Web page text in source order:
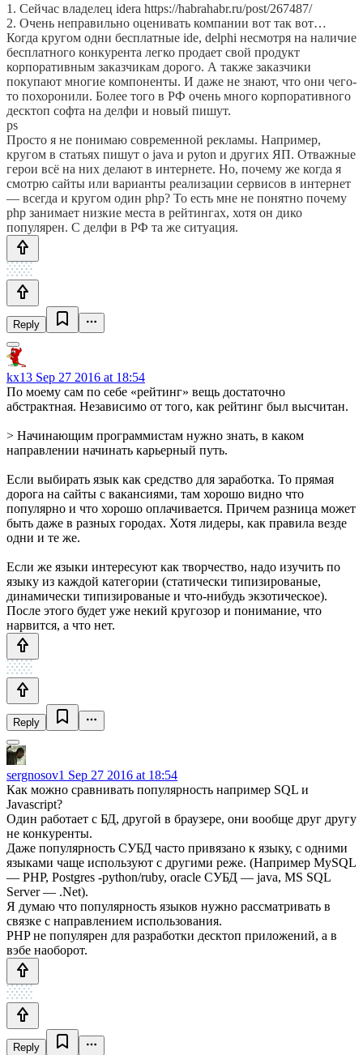
1. Сейчас владелец idera https://habrahabr.ru/post/267487/
2. Очень неправильно оценивать компании вот так вот…
Когда кругом одни бесплатные ide, delphi несмотря на наличие
бесплатного конкурента легко продает свой продукт
корпоративным заказчикам дорого. А также заказчики
покупают многие компоненты. И даже не знают, что они чего-
то похоронили. Более того в РФ очень много корпоративного
десктоп софта на делфи и новый пишут.
ps
Просто я не понимаю современной рекламы. Например,
кругом в статьях пишут о java и pyton и других ЯП. Отважные
герои всё на них делают в интернете. Но, почему же когда я
смотрю сайты или варианты реализации сервисов в интернет
— всегда и кругом один php? То есть мне не понятно почему
php занимает низкие места в рейтингах, хотя он дико
популярен. С делфи в РФ та же ситуация.
Reply
kx13 Sep 27 2016 at 18:54
По моему сам по себе «рейтинг» вещь достаточно
абстрактная. Независимо от того, как рейтинг был высчитан.
> Начинающим программистам нужно знать, в каком
направлении начинать карьерный путь.
Если выбирать язык как средство для заработка. То прямая
дорога на сайты с вакансиями, там хорошо видно что
популярно и что хорошо оплачивается. Причем разница может
быть даже в разных городах. Хотя лидеры, как правила везде
одни и те же.
Если же языки интересуют как творчество, надо изучить по
языку из каждой категории (статически типизированые,
динамически типизированые и что-нибудь экзотическое).
После этого будет уже некий кругозор и понимание, что
нарвится, а что нет.
Reply
sergnosov1 Sep 27 2016 at 18:54
Как можно сравнивать популярность например SQL и
Javascript?
Один работает с БД, другой в браузере, они вообще друг другу
не конкуренты.
Даже популярность СУБД часто привязано к языку, с одними
языками чаще используют с другими реже. (Например MySQL
— PHP, Postgres -python/ruby, oracle СУБД — java, MS SQL
Server — .Net).
Я думаю что популярность языков нужно рассматривать в
связке с направлением использования.
PHP не популярен для разработки десктоп приложений, а в
вэбе наоборот.
Reply